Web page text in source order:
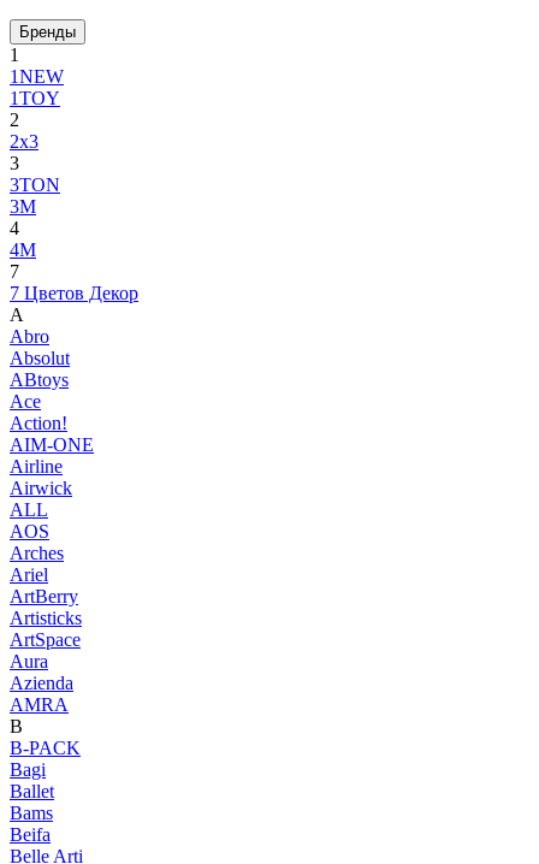
Бренды
1
1NEW
1TOY
2
2x3
3
3TON
3М
4
4M
7
7 Цветов Декор
A
Abro
Absolut
ABtoys
Ace
Action!
AIM-ONE
Airline
Airwick
ALL
AOS
Arches
Ariel
ArtBerry
Artisticks
ArtSpace
Aura
Azienda
AМRA
B
B-PACK
Bagi
Ballet
Bams
Beifa
Belle Arti